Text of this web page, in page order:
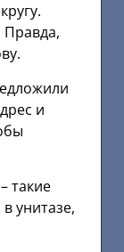
Правда,
и
такие
унитазе,